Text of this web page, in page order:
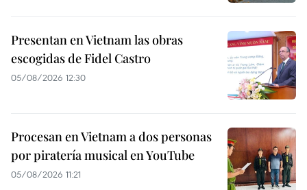
Presentan en Vietnam las obras
escogidas de Fidel Castro
05/08/2026 12:30
Procesan en Vietnam a dos personas
por piratería musical en YouTube
05/08/2026 11:21